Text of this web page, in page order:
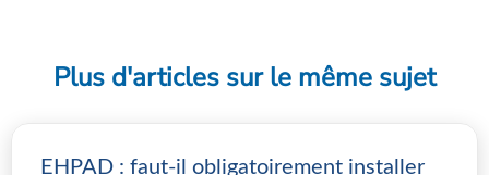
Plus d'articles sur le même sujet
EHPAD : faut-il obligatoirement installer